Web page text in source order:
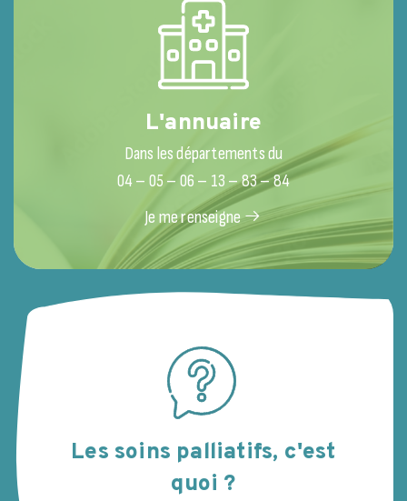
L'annuaire
Dans les départements du
04 – 05 – 06 – 13 – 83 – 84
Je me renseigne
Les soins palliatifs, c'est
quoi ?